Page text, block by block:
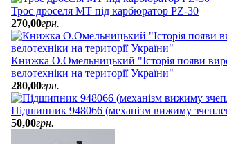
Трос дроселя МТ під карбюратор PZ-30
270,00грн.
Книжка О.Омельницький "Історія появи
велотехніки на території України"
280,00грн.
Підшипник 948066 (механізм вижиму
50,00грн.